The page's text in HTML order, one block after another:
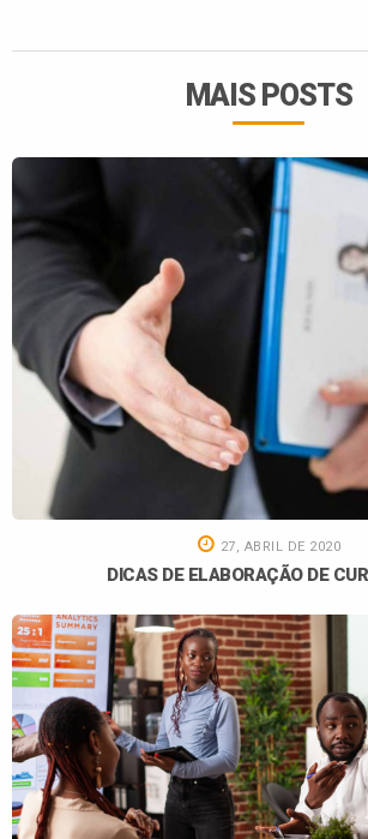
MAIS POSTS
27, ABRIL DE 2020
DICAS DE ELABORAÇÃO DE